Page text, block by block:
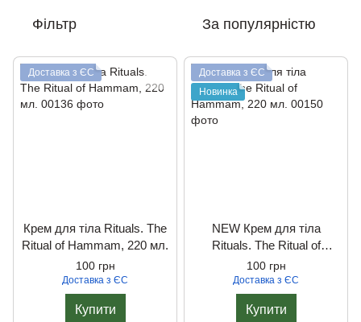
Фільтр За популярністю
Доставка з ЄС
Крем для тіла Rituals. The
Ritual of Hammam, 220 мл.
100 грн
Доставка з ЄС
Купити
Доставка з ЄС
Новинка
NEW Крем для тіла
Rituals. The Ritual of
Hammam, 220 мл.
100 грн
Доставка з ЄС
Купити